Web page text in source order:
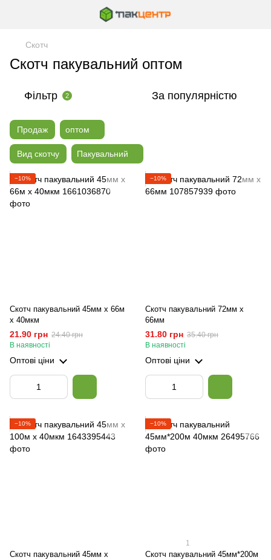
Скотч
Скотч пакувальний оптом
Фільтр 2 За популярністю
Продаж оптом
Вид скотчу Пакувальний
−10%
Скотч пакувальний 45мм х 66м
х 40мкм
21.90 грн 24.40 грн
В наявності
Оптові ціни
−10%
Скотч пакувальний 72мм х
66мм
31.80 грн 35.40 грн
В наявності
Оптові ціни
−10%
Скотч пакувальний 45мм х
−10%
1
Скотч пакувальний 45мм*200м